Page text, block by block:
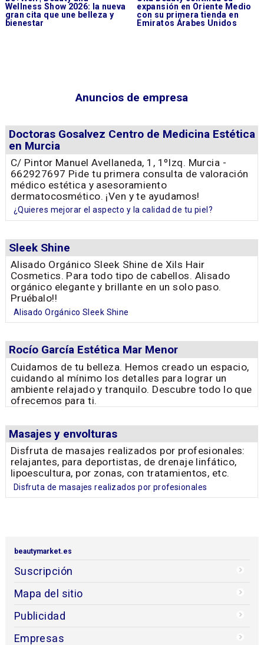
Wellness Show 2026: la nueva
gran cita que une belleza y
bienestar
expansión en Oriente Medio
con su primera tienda en
Emiratos Árabes Unidos
Anuncios de empresa
Doctoras Gosalvez Centro de Medicina Estética
en Murcia
C/ Pintor Manuel Avellaneda, 1, 1ºIzq. Murcia -
662927697 Pide tu primera consulta de valoración
médico estética y asesoramiento
dermatocosmético. ¡Ven y te ayudamos!
¿Quieres mejorar el aspecto y la calidad de tu piel?
Sleek Shine
Alisado Orgánico Sleek Shine de Xils Hair
Cosmetics. Para todo tipo de cabellos. Alisado
orgánico elegante y brillante en un solo paso.
Pruébalo!!
Alisado Orgánico Sleek Shine
Rocío García Estética Mar Menor
Cuidamos de tu belleza. Hemos creado un espacio,
cuidando al mínimo los detalles para lograr un
ambiente relajado y tranquilo. Descubre todo lo que
ofrecemos para ti.
Masajes y envolturas
Disfruta de masajes realizados por profesionales:
relajantes, para deportistas, de drenaje linfático,
lipoescultura, por zonas, con tratamientos, etc.
Disfruta de masajes realizados por profesionales
beautymarket.es
Suscripción
Mapa del sitio
Publicidad
Empresas